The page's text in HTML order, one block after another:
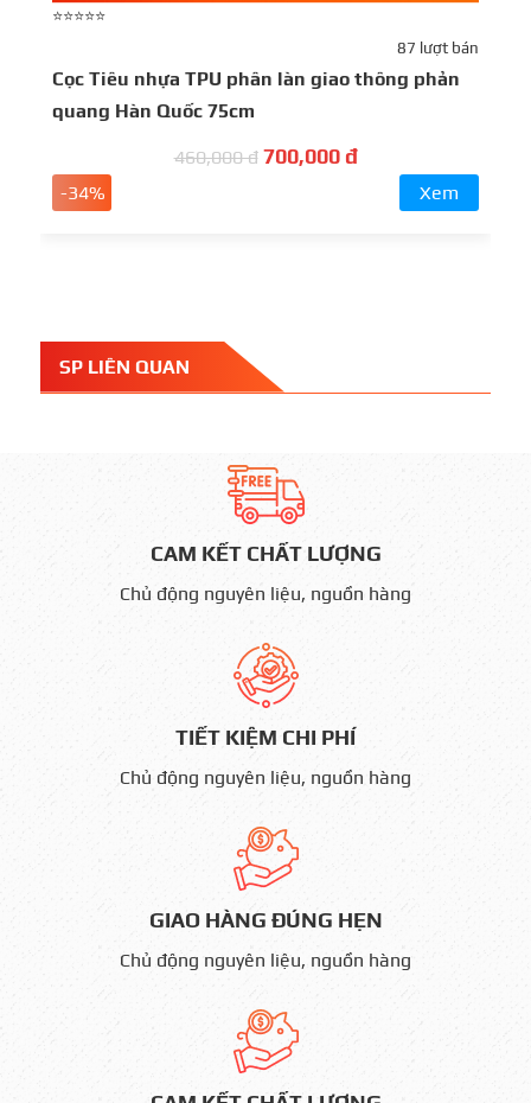
⭐⭐⭐⭐⭐
87 lượt bán
Cọc Tiêu nhựa TPU phân làn giao thông phản
quang Hàn Quốc 75cm
460,000 đ 700,000 đ
-34% Xem
SP LIÊN QUAN
CAM KẾT CHẤT LƯỢNG
Chủ động nguyên liệu, nguồn hàng
TIẾT KIỆM CHI PHÍ
Chủ động nguyên liệu, nguồn hàng
GIAO HÀNG ĐÚNG HẸN
Chủ động nguyên liệu, nguồn hàng